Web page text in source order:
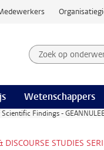
Zoek op
Zoekterm
Wetenschappers
Findings -
STUDIES